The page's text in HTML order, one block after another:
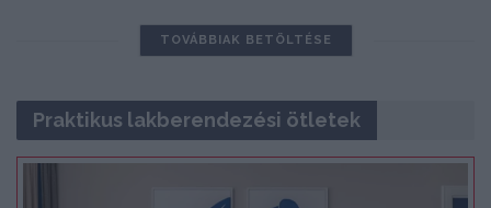
TOVÁBBIAK BETÖLTÉSE
Praktikus lakberendezési ötletek